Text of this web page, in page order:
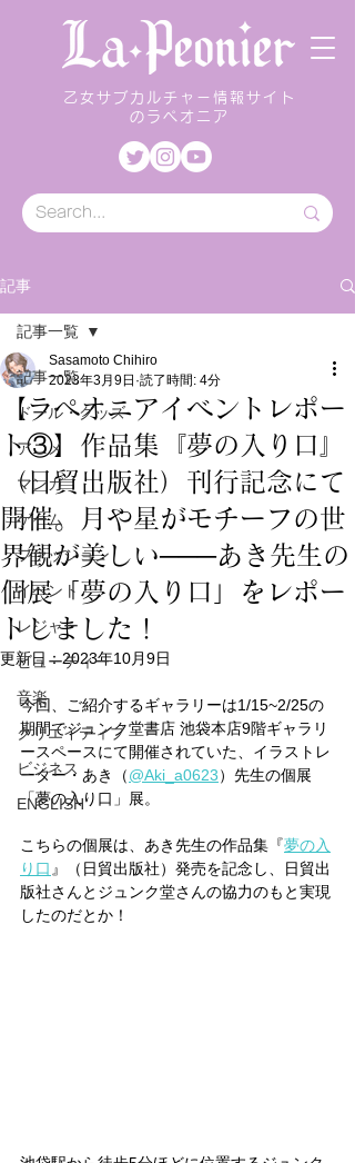
乙女サブカルチャー情報サイト
のラペオニア
記事
記事一覧
ドール・グッズ
アニメ
マンガ
ゲーム
ファッション
イベント
レジャー
ビューティー
音楽
クリエイティブ
ビジネス
ENGLISH
記事一覧
【ラペオニアイベントレポー
ト③】作品集『夢の入り口』
（日貿出版社）刊行記念にて
開催。月や星がモチーフの世
界観が美しい───あき先生の
個展「夢の入り口」をレポー
トしました！
Sasamoto Chihiro
2023年3月9日 読了時間: 4分
更新日：2023年10月9日
今回、ご紹介するギャラリーは1/15~2/25の
期間でジュンク堂書店 池袋本店9階ギャラリ
ースペースにて開催されていた、イラストレ
ーター・あき（@Aki_a0623）先生の個展
「夢の入り口」展。
こちらの個展は、あき先生の作品集『夢の入
り口 』（日貿出版社）発売を記念し、日貿出
版社さんとジュンク堂さんの協力のもと実現
したのだとか！